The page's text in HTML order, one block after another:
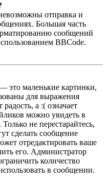
отправка и
Большая часть
сообщений
BBCode.
маленькие картинки,
для выражения
а :( означает
можно увидеть в
не перестарайтесь,
сделать сообщение
отредактировать ваше
его. Администратор
количество
в сообщении.